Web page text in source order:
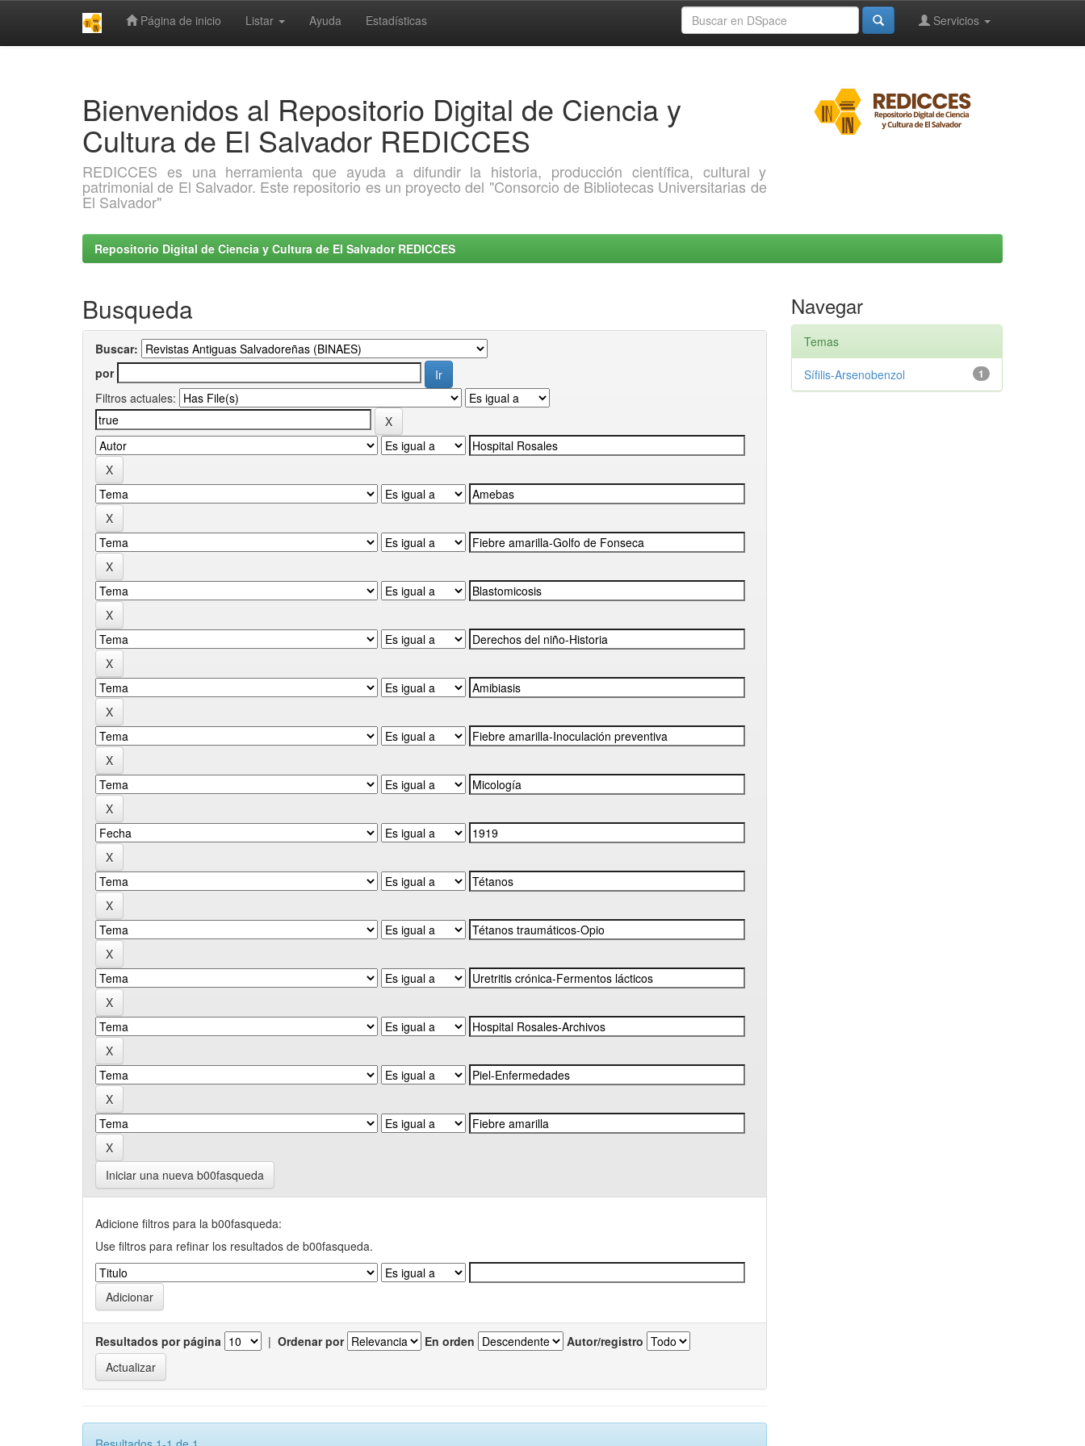
Página de inicio Listar Ayuda Estadísticas Servicios
Bienvenidos al Repositorio Digital de Ciencia y
Cultura de El Salvador REDICCES
REDICCES es una herramienta que ayuda a difundir la historia, producción científica, cultural y
patrimonial de El Salvador. Este repositorio es un proyecto del "Consorcio de Bibliotecas Universitarias de
El Salvador"
Repositorio Digital de Ciencia y Cultura de El Salvador REDICCES
Busqueda
Buscar:
por
Filtros actuales:
Iniciar una nueva b00fasqueda
Adicione filtros para la b00fasqueda:
Use filtros para refinar los resultados de b00fasqueda.
Resultados por página | Ordenar por En orden Autor/registro
Navegar
Temas
1
Sífilis-Arsenobenzol